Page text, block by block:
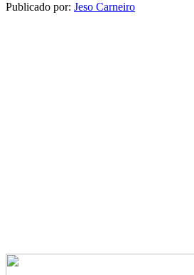
Publicado por: Jeso Carneiro